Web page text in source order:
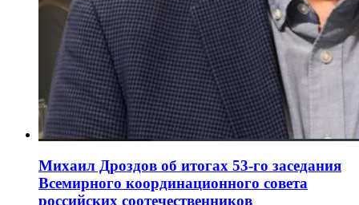
Михаил Дроздов об итогах 53-го заседания
Всемирного координационного совета
российских соотечественников